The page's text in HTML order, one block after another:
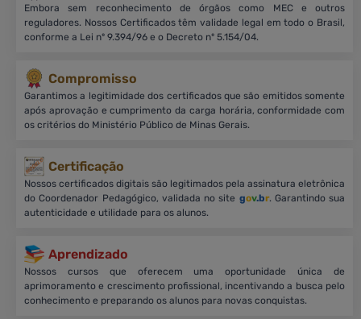
Embora sem reconhecimento de órgãos como MEC e outros
reguladores. Nossos Certificados têm validade legal em todo o Brasil,
conforme a Lei nº 9.394/96 e o Decreto nº 5.154/04.
Compromisso
Garantimos a legitimidade dos certificados que são emitidos somente
após aprovação e cumprimento da carga horária, conformidade com
os critérios do Ministério Público de Minas Gerais.
Certificação
Nossos certificados digitais são legitimados pela assinatura eletrônica
do Coordenador Pedagógico, validada no site gov.br. Garantindo sua
autenticidade e utilidade para os alunos.
Aprendizado
Nossos cursos que oferecem uma oportunidade única de
aprimoramento e crescimento profissional, incentivando a busca pelo
conhecimento e preparando os alunos para novas conquistas.